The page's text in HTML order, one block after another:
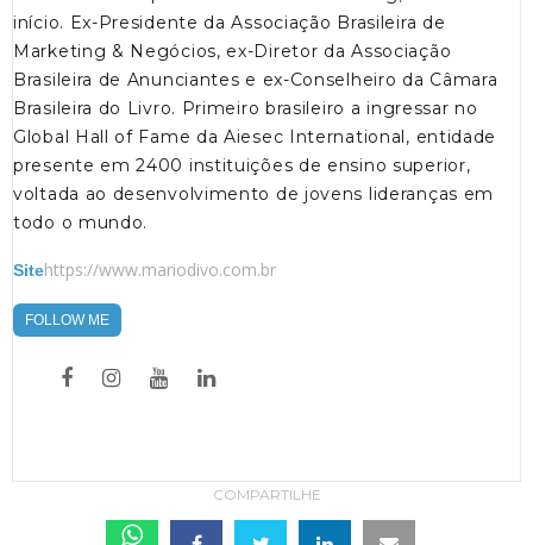
início. Ex-Presidente da Associação Brasileira de
Marketing & Negócios, ex-Diretor da Associação
Brasileira de Anunciantes e ex-Conselheiro da Câmara
Brasileira do Livro. Primeiro brasileiro a ingressar no
Global Hall of Fame da Aiesec International, entidade
presente em 2400 instituições de ensino superior,
voltada ao desenvolvimento de jovens lideranças em
todo o mundo.
Sitehttps://www.mariodivo.com.br
FOLLOW ME
COMPARTILHE